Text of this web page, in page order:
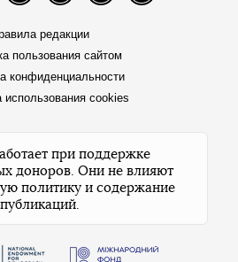
редакции
пользования сайтом
конфиденциальности
использования cookies
при поддержке
доноров. Они не влияют
политику и содержание
публикаций.